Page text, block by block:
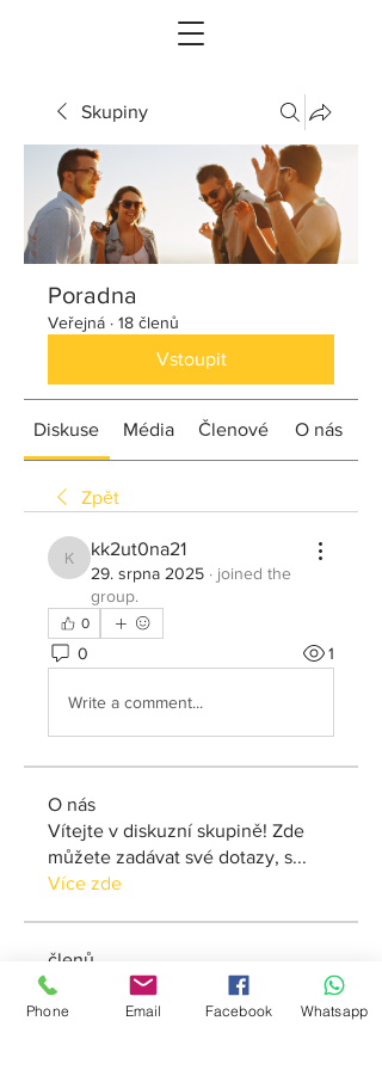
Skupiny
Poradna
Veřejná · 18 členů
Vstoupit
Diskuse Média Členové O nás
Zpět
kk2ut0na21
kk2ut0na21
29. srpna 2025 · joined the
group.
0
0 1
Write a comment...
O nás
Vítejte v diskuzní skupině! Zde
můžete zadávat své dotazy, s...
Více zde
členů
Maruvs Maruvs
Sledovat
Phone Email Facebook Whatsapp